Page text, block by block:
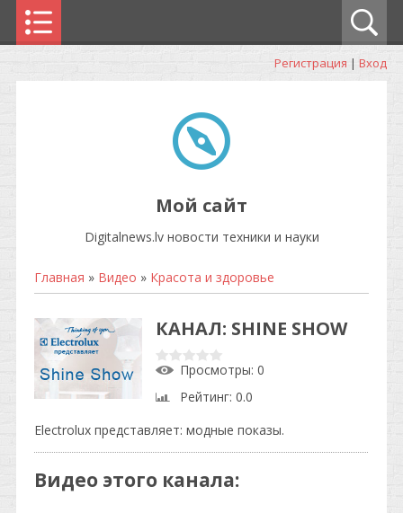
Регистрация | Вход
Мой сайт
Digitalnews.lv новости техники и науки
Главная » Видео » Красота и здоровье
КАНАЛ: SHINE SHOW
Просмотры: 0
Рейтинг: 0.0
Electrolux представляет: модные показы.
Видео этого канала: